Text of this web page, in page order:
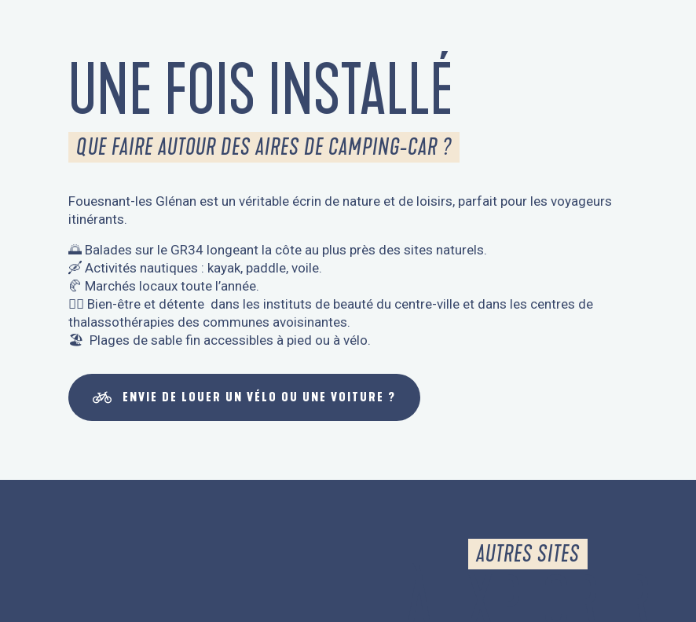
UNE FOIS INSTALLÉ
QUE FAIRE AUTOUR DES AIRES DE CAMPING-CAR ?
Fouesnant-les Glénan est un véritable écrin de nature et de loisirs, parfait pour les voyageurs
itinérants.
🌅 Balades sur le GR34 longeant la côte au plus près des sites naturels.
🛶 Activités nautiques : kayak, paddle, voile.
🥐 Marchés locaux toute l’année.
🧘‍♀️ Bien-être et détente dans les instituts de beauté du centre-ville et dans les centres de
thalassothérapies des communes avoisinantes.
🏖 Plages de sable fin accessibles à pied ou à vélo.
ENVIE DE LOUER UN VÉLO OU UNE VOITURE ?
AUTRES SITES